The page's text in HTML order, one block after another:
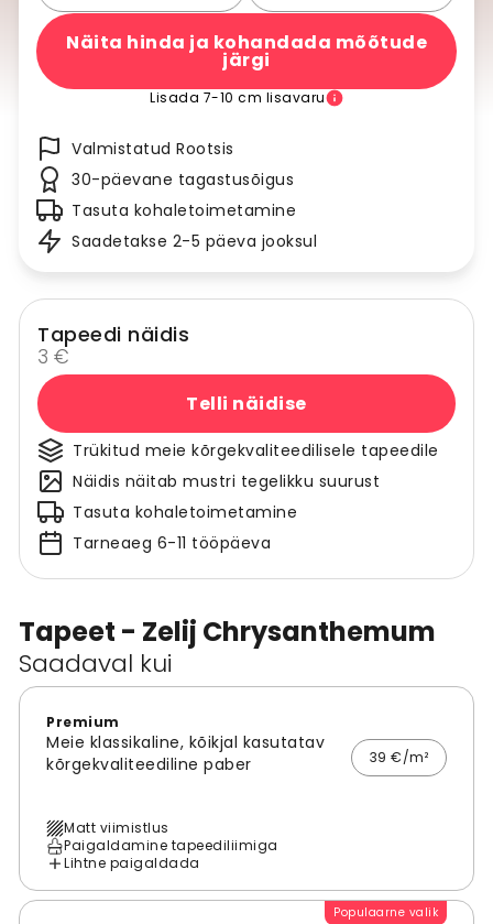
Tapeet - Zelij Chrysanthemum
Saadaval kui
Premium
Meie klassikaline, kõikjal kasutatav
kõrgekvaliteediline paber
39 €/m²
Matt viimistlus
Paigaldamine tapeediliimiga
Lihtne paigaldada
Populaarne valik
Näita hinda ja kohandada mõõtude
järgi
Lisada 7-10 cm lisavaru
Valmistatud Rootsis
30-päevane tagastusõigus
Tasuta kohaletoimetamine
Saadetakse 2-5 päeva jooksul
Tapeedi näidis
3 €
Telli näidise
Trükitud meie kõrgekvaliteedilisele tapeedile
Näidis näitab mustri tegelikku suurust
Tasuta kohaletoimetamine
Tarneaeg 6-11 tööpäeva